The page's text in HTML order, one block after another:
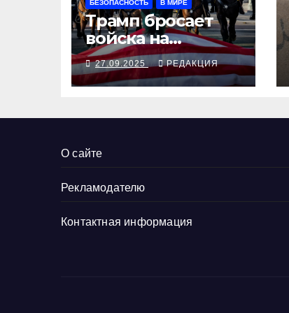
БЕЗОПАСНОСТЬ В МИРЕ
Трамп бросает
войска на
Портленд
27.09.2025 РЕДАКЦИЯ
О сайте
Рекламодателю
Контактная информация